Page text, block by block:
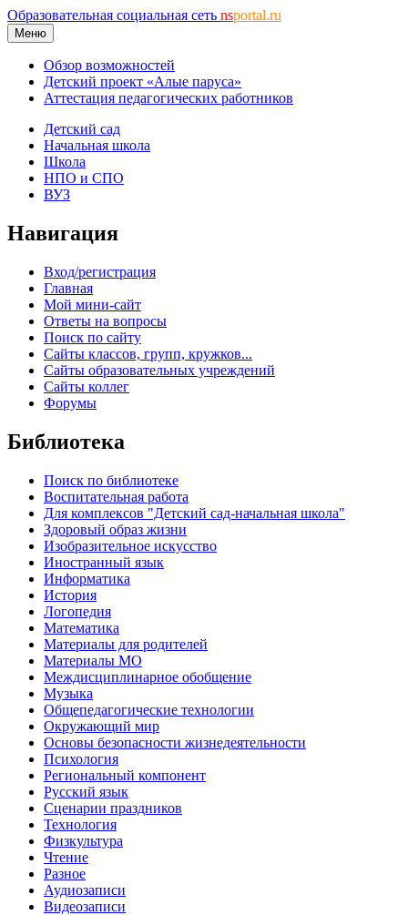
Образовательная социальная сеть nsportal.ru
Меню
Обзор возможностей
Детский проект «Алые паруса»
Аттестация педагогических работников
Детский сад
Начальная школа
Школа
НПО и СПО
ВУЗ
Навигация
Вход/регистрация
Главная
Мой мини-сайт
Ответы на вопросы
Поиск по сайту
Сайты классов, групп, кружков...
Сайты образовательных учреждений
Сайты коллег
Форумы
Библиотека
Поиск по библиотеке
Воспитательная работа
Для комплексов "Детский сад-начальная школа"
Здоровый образ жизни
Изобразительное искусство
Иностранный язык
Информатика
История
Логопедия
Математика
Материалы для родителей
Материалы МО
Междисциплинарное обобщение
Музыка
Общепедагогические технологии
Окружающий мир
Основы безопасности жизнедеятельности
Психология
Региональный компонент
Русский язык
Сценарии праздников
Технология
Физкультура
Чтение
Разное
Аудиозаписи
Видеозаписи